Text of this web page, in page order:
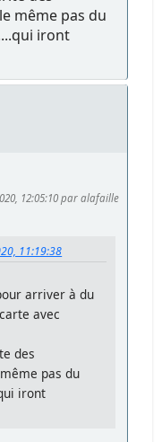
même pas du
iront
12:05:10 par alafaille
11:19:38
arriver à du
avec
des
pas du
iront